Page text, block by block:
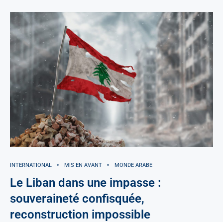
INTERNATIONAL MIS EN AVANT MONDE ARABE
Le Liban dans une impasse :
souveraineté confisquée,
reconstruction impossible